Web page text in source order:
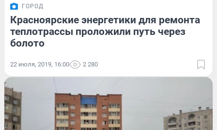
ГОРОД
Красноярские энергетики для ремонта
теплотрассы проложили путь через
болото
22 июля, 2019, 16:00 2 280